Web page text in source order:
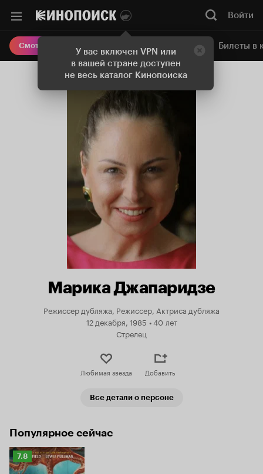
У вас включен VPN или
в вашей стране доступен
не весь каталог Кинопоиска
Войти
Смотреть кино Онлайн-кинотеатр Билеты в
Марика Джапаридзе
Режиссер дубляжа, Режиссер, Актриса дубляжа
12 декабря, 1985 •40 лет
Стрелец
Любимая звезда Добавить
Все детали о персоне
Популярное сейчас
Рейтинг
Кинопоиска
7.8